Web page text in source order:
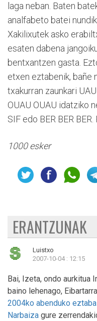
laga neban. Baten
analfabeto batei
Xakilixutek asko
esaten dabena
bentxantzen gasta.
etxen eztabenik, bañe
txakurran zaunkari
OUAU OUAU idatziko
SIF edo BER BER BER.
1000 esker
ERANTZUNAK
Luistxo
2007-10-04 : 12:15
Bai, Izeta, ondo aurkitua
baino lehenago,
2004ko abenduko
Narbaiza gure